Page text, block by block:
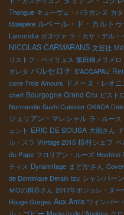
Thongue キューヴェ・バラガンヌ カ
Malepère ルペール・ド・カルトゥ
Lammidia ガヌヴァ ラ・カサ・デル・
NICOLAS CARMARANS 文芸社
リストフ・ペイリュス 飯田橋メリメロ
ガレタ バルセロナ S'ACCAPAU
cave Trois Amours ドメーヌ・レオニ
cherf Bourgogne Grand Cru ビスト
Normandie Sushi Cuisinier OKADA
ジュリアン・マレシャル ラ・ルース
ェント ERIC DE SOUSA 大園さん
ル・スラ Vintage 2015 植村シェフ ベ
du-Pape フロリアン・ルーズ Hoshino
ティス Dynamitage まどかさん
de Dominique Derain Izu シャンパー
ＭОの桐谷さん 2017年ボジョレ・ヌー
Rouge Gorges Aux Amis ワインバー